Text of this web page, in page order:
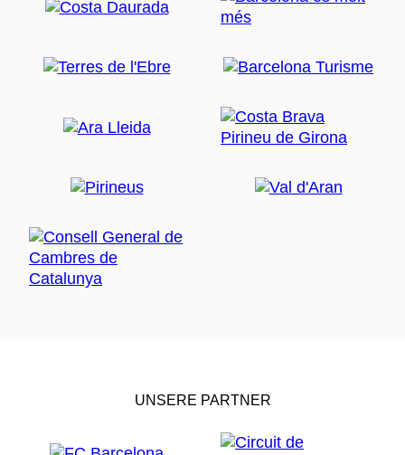
UNSERE PARTNER